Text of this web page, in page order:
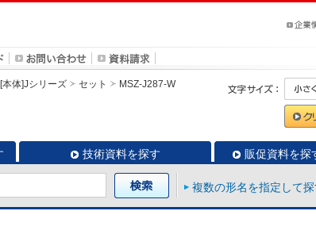
[本体]Jシリーズ セット MSZ-J287-W
技術資料を探す 販促資料を探
複数の形名を指定して